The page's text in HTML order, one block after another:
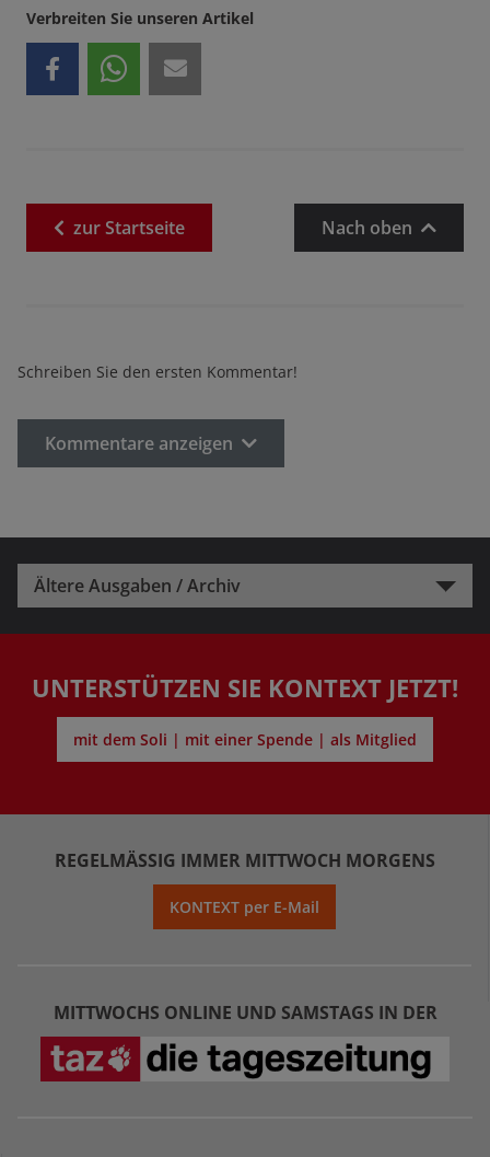
Verbreiten Sie unseren Artikel
zurStartseite Nach oben
Schreiben Sie den ersten Kommentar!
Kommentare anzeigen
Ältere Ausgaben / Archiv
UNTERSTÜTZEN SIE KONTEXT JETZT!
mit dem Soli | mit einer Spende | als Mitglied
REGELMÄSSIG IMMER MITTWOCH MORGENS
KONTEXT per E-Mail
MITTWOCHS ONLINE UND SAMSTAGS IN DER